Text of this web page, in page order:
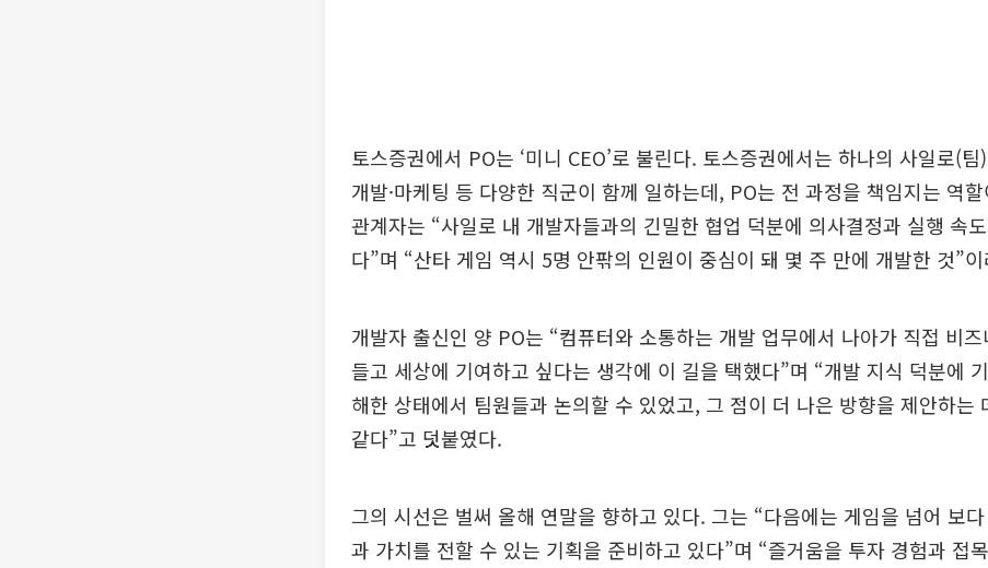
토스증권에서 PO는 ‘미니 CEO’로 불린다. 토스증권에서는 하나의 사일로(팀)
개발·마케팅 등 다양한 직군이 함께 일하는데, PO는 전 과정을 책임지는 역
관계자는 “사일로 내 개발자들과의 긴밀한 협업 덕분에 의사결정과 실행 속
다”며 “산타 게임 역시 5명 안팎의 인원이 중심이 돼 몇 주 만에 개발한 것”
개발자 출신인 양 PO는 “컴퓨터와 소통하는 개발 업무에서 나아가 직접 비
들고 세상에 기여하고 싶다는 생각에 이 길을 택했다”며 “개발 지식 덕분에
해한 상태에서 팀원들과 논의할 수 있었고, 그 점이 더 나은 방향을 제안하는
같다”고 덧붙였다.
그의 시선은 벌써 올해 연말을 향하고 있다. 그는 “다음에는 게임을 넘어 보
과 가치를 전할 수 있는 기획을 준비하고 있다”며 “즐거움을 투자 경험과 접